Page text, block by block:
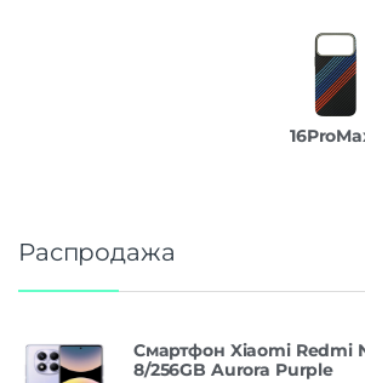
Распродажа
Смартфон Xiaomi Redmi
8/256GB Aurora Purple